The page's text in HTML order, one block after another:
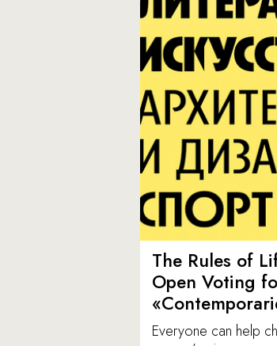
The Rules of
Open Voting
Everyone can help